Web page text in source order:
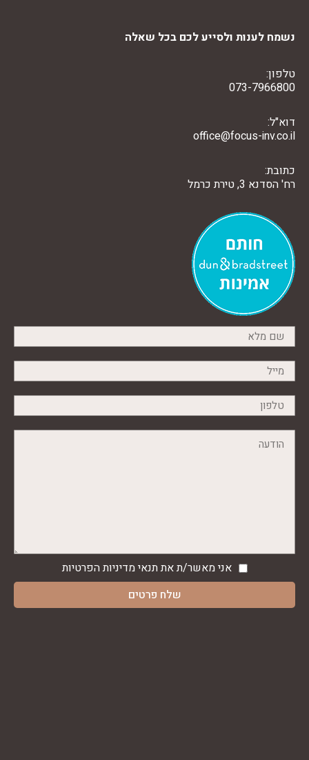
נשמח לענות ולסייע לכם בכל שאלה
טלפון:
073-7966800
דוא"ל:
office@focus-inv.co.il
כתובת:
רח' הסדנא 3, טירת כרמל
אני מאשר/ת את תנאימדיניות הפרטיות